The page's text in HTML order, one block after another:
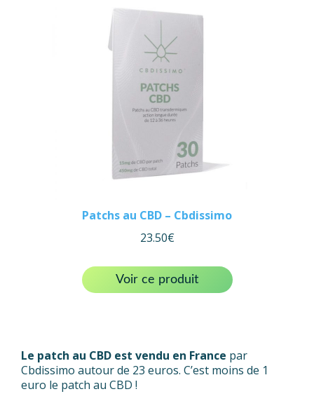
Patchs au CBD – Cbdissimo
23.50€
Voir ce produit
Le patch au CBD est vendu en France par
Cbdissimo autour de 23 euros. C’est moins de 1
euro le patch au CBD !